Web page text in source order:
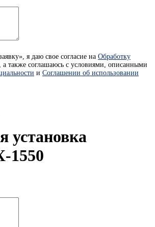
я даю свое согласие на Обработку
, а также соглашаюсь с условиями, описанными
и Соглашении об использовании
установка
1550